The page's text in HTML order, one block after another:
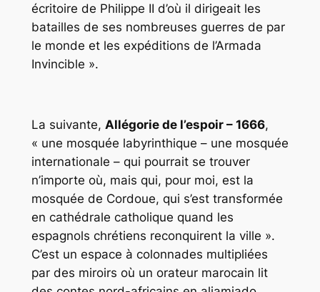
écritoire de Philippe II d’où il dirigeait les
batailles de ses nombreuses guerres de par
le monde et les expéditions de l’Armada
Invincible ».
La suivante, Allégorie de l’espoir – 1666,
« une mosquée labyrinthique – une mosquée
internationale – qui pourrait se trouver
n’importe où, mais qui, pour moi, est la
mosquée de Cordoue, qui s’est transformée
en cathédrale catholique quand les
espagnols chrétiens reconquirent la ville ».
C’est un espace à colonnades multipliées
par des miroirs où un orateur marocain lit